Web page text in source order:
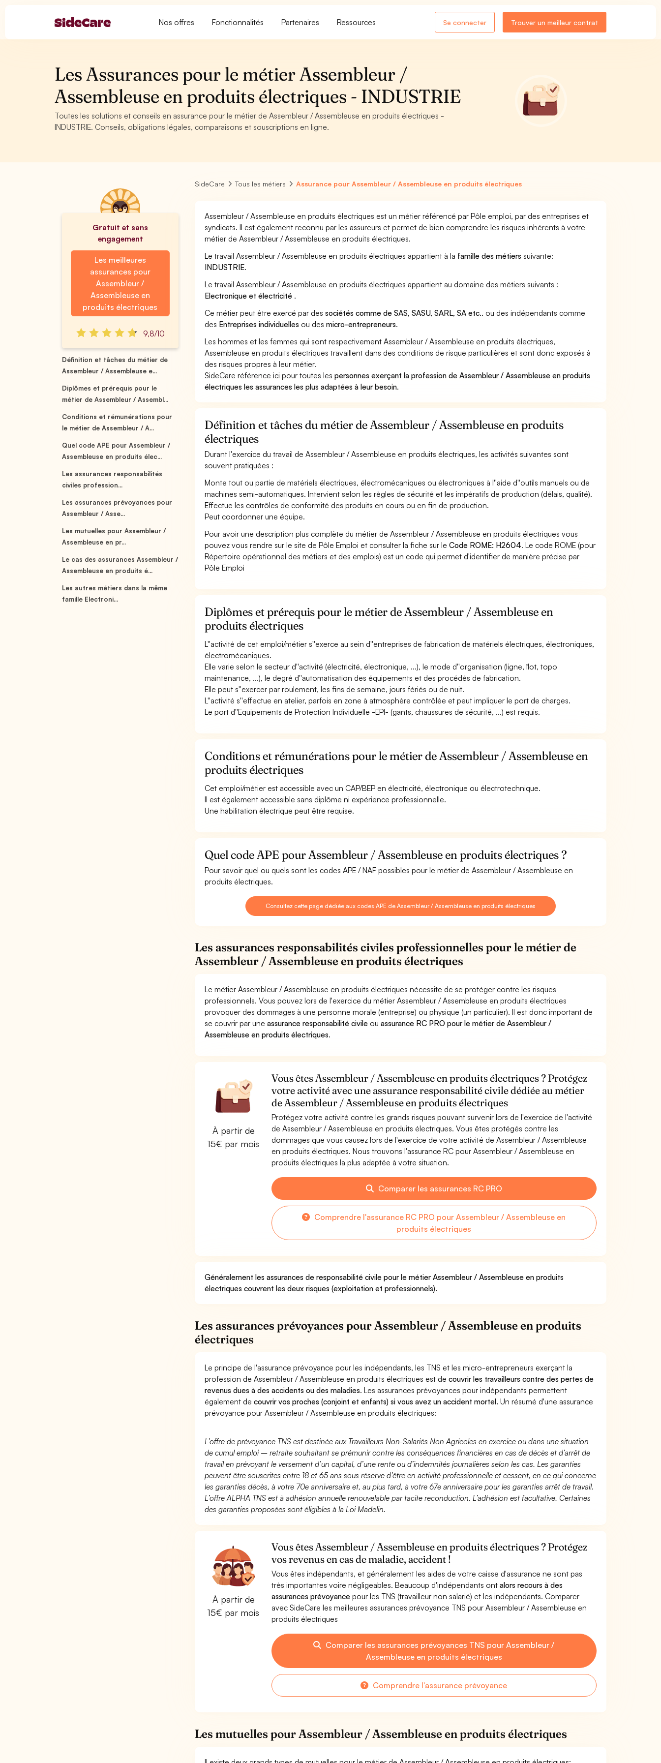
Nos offres Fonctionnalités Partenaires Ressources Se connecter Trouver un meilleur contrat
Les Assurances pour le métier Assembleur /
Assembleuse en produits électriques - INDUSTRIE
Toutes les solutions et conseils en assurance pour le métier de Assembleur / Assembleuse en produits électriques -
INDUSTRIE. Conseils, obligations légales, comparaisons et souscriptions en ligne.
Gratuit et sans
engagement
Les meilleures
assurances pour
Assembleur /
Assembleuse en
produits électriques
9,8/10
Définition et tâches du métier de
Assembleur / Assembleuse e...
Diplômes et prérequis pour le
métier de Assembleur / Assembl...
Conditions et rémunérations pour
le métier de Assembleur / A...
Quel code APE pour Assembleur /
Assembleuse en produits élec...
Les assurances responsabilités
civiles profession...
Les assurances prévoyances pour
Assembleur / Asse...
Les mutuelles pour Assembleur /
Assembleuse en pr...
Le cas des assurances Assembleur /
Assembleuse en produits é...
Les autres métiers dans la même
famille Electroni...
SideCare Tous les métiers Assurance pour Assembleur / Assembleuse en produits électriques
Assembleur / Assembleuse en produits électriques est un métier référencé par Pôle emploi, par des entreprises et
syndicats. Il est également reconnu par les assureurs et permet de bien comprendre les risques inhérents à votre
métier de Assembleur / Assembleuse en produits électriques.
Le travail Assembleur / Assembleuse en produits électriques appartient à la famille des métiers suivante:
INDUSTRIE.
Le travail Assembleur / Assembleuse en produits électriques appartient au domaine des métiers suivants :
Electronique et électricité .
Ce métier peut être exercé par dessociétés comme de SAS, SASU, SARL, SA etc.. ou des indépendants comme
des Entreprises individuelles ou desmicro-entrepreneurs.
Les hommes et les femmes qui sont respectivement Assembleur / Assembleuse en produits électriques,
Assembleuse en produits électriques travaillent dans des conditions de risque particulières et sont donc exposés à
des risques propres à leur métier.
SideCare référence ici pour toutes lespersonnes exerçant la profession de Assembleur / Assembleuse en produits
électriques les assurances les plus adaptées à leur besoin.
Définition et tâches du métier de Assembleur / Assembleuse en produits
électriques
Durant l'exercice du travail de Assembleur / Assembleuse en produits électriques, les activités suivantes sont
souvent pratiquées :
Monte tout ou partie de matériels électriques, électromécaniques ou électroniques à l''aide d''outils manuels ou de
machines semi-automatiques. Intervient selon les règles de sécurité et les impératifs de production (délais, qualité).
Effectue les contrôles de conformité des produits en cours ou en fin de production.
Peut coordonner une équipe.
Pour avoir une description plus complète du métier de Assembleur / Assembleuse en produits électriques vous
pouvez vous rendre sur le site de Pôle Emploi et consulter la fiche sur leCode ROME: H2604. Le code ROME (pour
Répertoire opérationnel des métiers et des emplois) est un code qui permet d'identifier de manière précise par
Pôle Emploi
Diplômes et prérequis pour le métier de Assembleur / Assembleuse en
produits électriques
L''activité de cet emploi/métier s''exerce au sein d''entreprises de fabrication de matériels électriques, électroniques,
électromécaniques.
Elle varie selon le secteur d''activité (électricité, électronique, ...), le mode d''organisation (ligne, îlot, topo
maintenance, ...), le degré d''automatisation des équipements et des procédés de fabrication.
Elle peut s''exercer par roulement, les fins de semaine, jours fériés ou de nuit.
L''activité s''effectue en atelier, parfois en zone à atmosphère contrôlée et peut impliquer le port de charges.
Le port d''Equipements de Protection Individuelle -EPI- (gants, chaussures de sécurité, ...) est requis.
Conditions et rémunérations pour le métier de Assembleur / Assembleuse en
produits électriques
Cet emploi/métier est accessible avec un CAP/BEP en électricité, électronique ou électrotechnique.
Il est également accessible sans diplôme ni expérience professionnelle.
Une habilitation électrique peut être requise.
Quel code APE pour Assembleur / Assembleuse en produits électriques ?
Pour savoir quel ou quels sont les codes APE / NAF possibles pour le métier de Assembleur / Assembleuse en
produits électriques.
Consultez cette page dédiée aux codes APE de Assembleur / Assembleuse en produits électriques
Les assurances responsabilités civiles professionnelles pour le métier de
Assembleur / Assembleuse en produits électriques
Le métier Assembleur / Assembleuse en produits électriques nécessite de se protéger contre les risques
professionnels. Vous pouvez lors de l'exercice du métier Assembleur / Assembleuse en produits électriques
provoquer des dommages à une personne morale (entreprise) ou physique (un particulier). Il est donc important de
se couvrir par uneassurance responsabilité civile ouassurance RC PRO pour le métier de Assembleur /
Assembleuse en produits électriques.
À partir de
15€ par mois
Vous êtes Assembleur / Assembleuse en produits électriques ? Protégez
votre activité avec une assurance responsabilité civile dédiée au métier
de Assembleur / Assembleuse en produits électriques
Protégez votre activité contre les grands risques pouvant survenir lors de l'exercice de l'activité
de Assembleur / Assembleuse en produits électriques. Vous êtes protégés contre les
dommages que vous causez lors de l'exercice de votre activité de Assembleur / Assembleuse
en produits électriques. Nous trouvons l'assurance RC pour Assembleur / Assembleuse en
produits électriques la plus adaptée à votre situation.
Comparer les assurances RC PRO
Comprendre l'assurance RC PRO pour Assembleur / Assembleuse en
produits électriques
Généralement les assurances de responsabilité civile pour le métier Assembleur / Assembleuse en produits
électriques couvrent les deux risques (exploitation et professionnels).
Les assurances prévoyances pour Assembleur / Assembleuse en produits
électriques
Le principe de l'assurance prévoyance pour les indépendants, les TNS et les micro-entrepreneurs exerçant la
profession de Assembleur / Assembleuse en produits électriques est decouvrir les travailleurs contre des pertes de
revenus dues à des accidents ou des maladies. Les assurances prévoyances pour indépendants permettent
également decouvrir vos proches (conjoint et enfants) si vous avez un accident mortel. Un résumé d'une assurance
prévoyance pour Assembleur / Assembleuse en produits électriques:
L’offre de prévoyance TNS est destinée aux Travailleurs Non-Salariés Non Agricoles en exercice ou dans une situation
de cumul emploi – retraite souhaitant se prémunir contre les conséquences financières en cas de décès et d’arrêt de
travail en prévoyant le versement d’un capital, d’une rente ou d’indemnités journalières selon les cas. Les garanties
peuvent être souscrites entre 18 et 65 ans sous réserve d’être en activité professionnelle et cessent, en ce qui concerne
les garanties décès, à votre 70e anniversaire et, au plus tard, à votre 67e anniversaire pour les garanties arrêt de travail.
L’offre ALPHA TNS est à adhésion annuelle renouvelable par tacite reconduction. L’adhésion est facultative. Certaines
des garanties proposées sont éligibles à la Loi Madelin.
À partir de
15€ par mois
Vous êtes Assembleur / Assembleuse en produits électriques ? Protégez
vos revenus en cas de maladie, accident !
Vous êtes indépendants, et généralement les aides de votre caisse d'assurance ne sont pas
très importantes voire négligeables. Beaucoup d'indépendants ont alors recours à des
assurances prévoyancepour les TNS (travailleur non salarié) et les indépendants. Comparer
avec SideCare les meilleures assurances prévoyance TNS pour Assembleur / Assembleuse en
produits électriques
Comparer les assurances prévoyances TNS pour Assembleur /
Assembleuse en produits électriques
Comprendre l'assurance prévoyance
Les mutuelles pour Assembleur / Assembleuse en produits électriques